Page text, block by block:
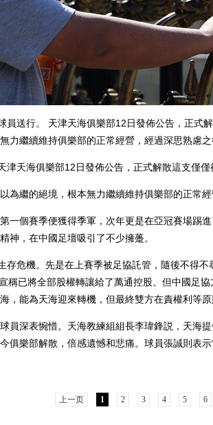
行。 天津天海俱樂部12日發佈公告，正式
力繼續維持俱樂部的正常經營，經過深思熟慮
海俱樂部12日發佈公告，正式解散這支僅僅
的絕境，根本無力繼續維持俱樂部的正常經
賽季便獲得季軍，次年更是在亞冠賽場踢進
神，在中國足壇吸引了不少擁躉。
機。先是在上賽季被足協託管，隨後不得不
稱已將全部股權轉讓給了萬通控股。但中國足
，能為天海迎來轉機，但最終雙方在責權利等
表惋惜。天海教練組組長李瑋鋒説，天海提
俱樂部解散，倍感遺憾和悲痛。球員張誠則表
上一页 1 2 3 4 5 6